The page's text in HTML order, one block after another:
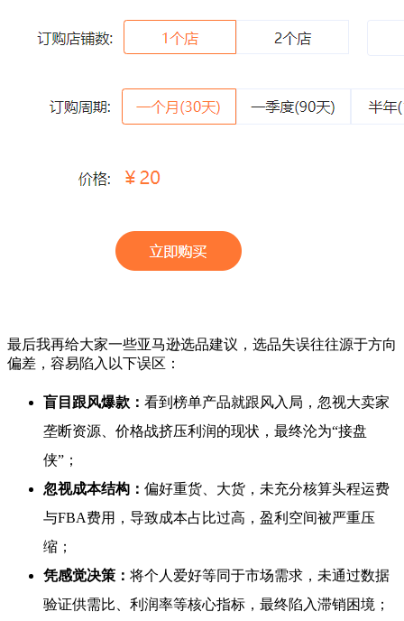
最后我再给大家一些亚马逊选品建议，选品失误往往源于方向
偏差，容易陷入以下误区：
盲目跟风爆款： 看到榜单产品就跟风入局，忽视大卖家
垄断资源、价格战挤压利润的现状，最终沦为“接盘
侠”；
忽视成本结构： 偏好重货、大货，未充分核算头程运费
与FBA费用，导致成本占比过高，盈利空间被严重压
缩；
凭感觉决策： 将个人爱好等同于市场需求，未通过数据
验证供需比、利润率等核心指标，最终陷入滞销困境；